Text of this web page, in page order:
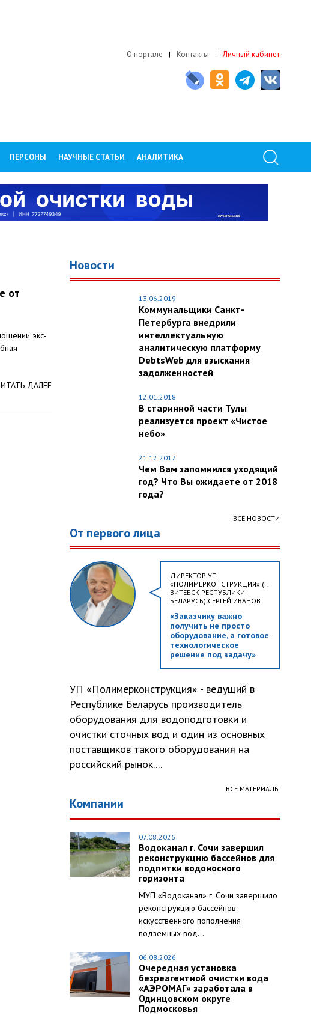
О портале Контакты Личный кабинет
ПЕРСОНЫ НАУЧНЫЕ СТАТЬИ АНАЛИТИКА
от
экс-
ДАЛЕЕ
Новости
13.06.2019
Коммунальщики Санкт-
Петербурга внедрили
интеллектуальную
аналитическую платформу
DebtsWeb для взыскания
задолженностей
12.01.2018
В старинной части Тулы
реализуется проект «Чистое
небо»
21.12.2017
Чем Вам запомнился уходящий
год? Что Вы ожидаете от 2018
года?
ВСЕ НОВОСТИ
От первого лица
ДИРЕКТОР УП
«ПОЛИМЕРКОНСТРУКЦИЯ» (Г.
ВИТЕБСК РЕСПУБЛИКИ
БЕЛАРУСЬ) СЕРГЕЙ ИВАНОВ:
«Заказчику важно
получить не просто
оборудование, а готовое
технологическое
решение под задачу»
УП «Полимерконструкция» - ведущий в
Республике Беларусь производитель
оборудования для водоподготовки и
очистки сточных вод и один из основных
поставщиков такого оборудования на
российский рынок....
ВСЕ МАТЕРИАЛЫ
Компании
07.08.2026
Водоканал г. Сочи завершил
реконструкцию бассейнов для
подпитки водоносного
горизонта
МУП «Водоканал» г. Сочи завершило
реконструкцию бассейнов
искусственного пополнения
подземных вод...
06.08.2026
Очередная установка
безреагентной очистки вода
«АЭРОМАГ» заработала в
Одинцовском округе
Подмосковья